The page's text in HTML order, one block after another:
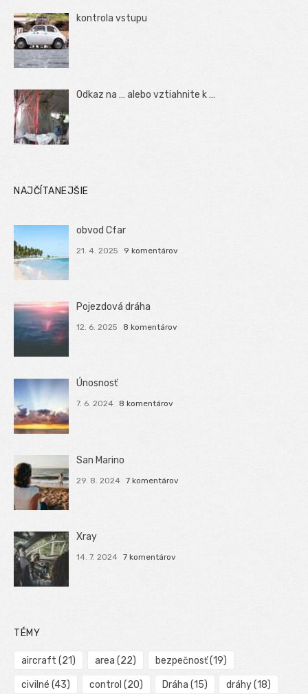
kontrola vstupu
Odkaz na … alebo vztiahnite k …
NAJČÍTANEJŠIE
obvod Cfar
21. 4. 2025 9 komentárov
Pojezdová dráha
12. 6. 2025 8 komentárov
Únosnosť
7. 6. 2024 8 komentárov
San Marino
29. 8. 2024 7 komentárov
Xray
14. 7. 2024 7 komentárov
TÉMY
aircraft (21) area (22) bezpečnosť(19)
civilné (43) control (20) Dráha (15) dráhy(18)